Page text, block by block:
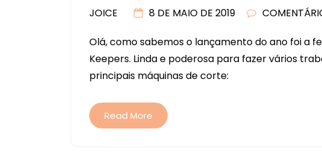
JOICE 8 DE MAIO DE 2019
Olá, como sabemos o lançamento do ano foi a
Keepers. Linda e poderosa para fazer vários
principais máquinas de corte:
Read More